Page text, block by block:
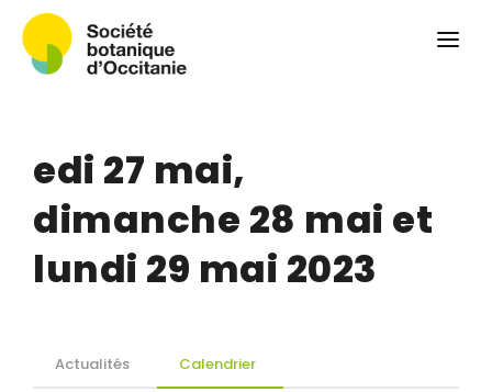
Colloque
Convergences botaniques
edi 27 mai,
dimanche 28 mai et
lundi 29 mai 2023
Actualités Calendrier